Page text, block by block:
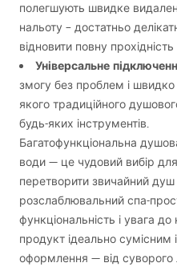
полегшують швидке
нальоту – достатньо
відновити повну
Універсальне
змогу без проблем і швидко
якого традиційного
будь-яких інструментів.
Багатофункціональна
води — це чудовий вибір
перетворити звичайний
розслаблювальний спа-
функціональність і увага
продукт ідеально сумісним
оформлення — від суворого